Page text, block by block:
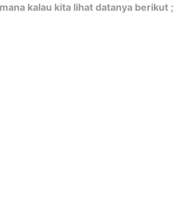
kalau kita lihat datanya berikut ;